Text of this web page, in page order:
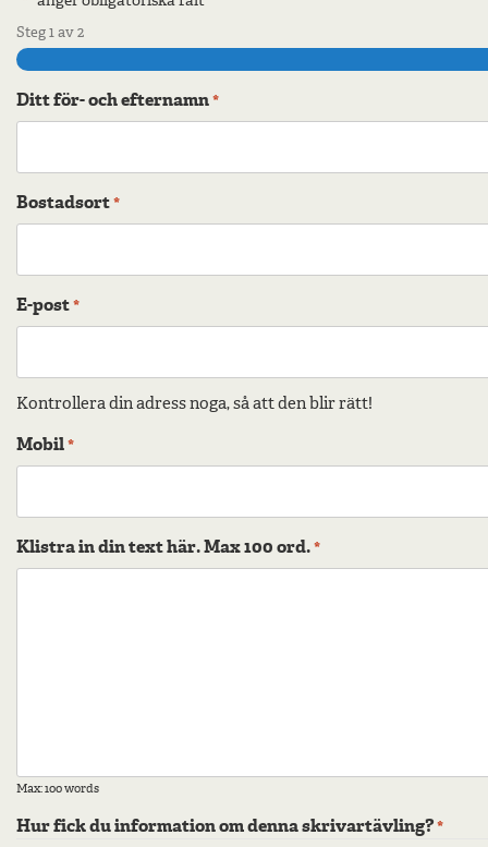
Steg1av2
Ditt för- och efternamn*
Bostadsort*
E-post*
Kontrollera din adress noga, så att den blir rätt!
Mobil*
Klistra in din text här. Max 100 ord.*
Max: 100 words
Hur fick du information om denna skrivartävling?*